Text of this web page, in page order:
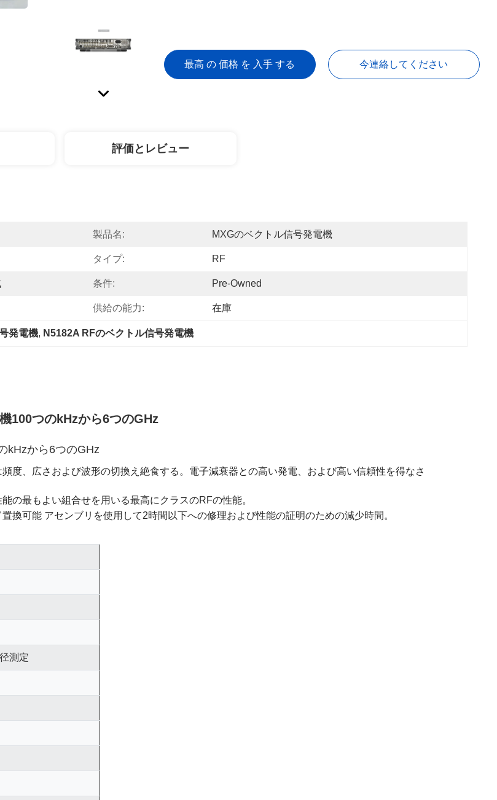
最高 の 価格 を 入手 する 今連絡してください
評価とレビュー
製品名: MXGのベクトル信号発電機
タイプ: RF
条件: Pre-Owned
供給の能力: 在庫
発電機, N5182A RFのベクトル信号発電機
100つのkHzから6つのGHz
kHzから6つのGHz
度、広さおよび波形の切換え絶食する。電子減衰器との高い発電、および高い信頼性を得なさ
の最もよい組合せを用いる最高にクラスのRFの性能。
換可能 アセンブリを使用して2時間以下への修理および性能の証明のための減少時間。
測定